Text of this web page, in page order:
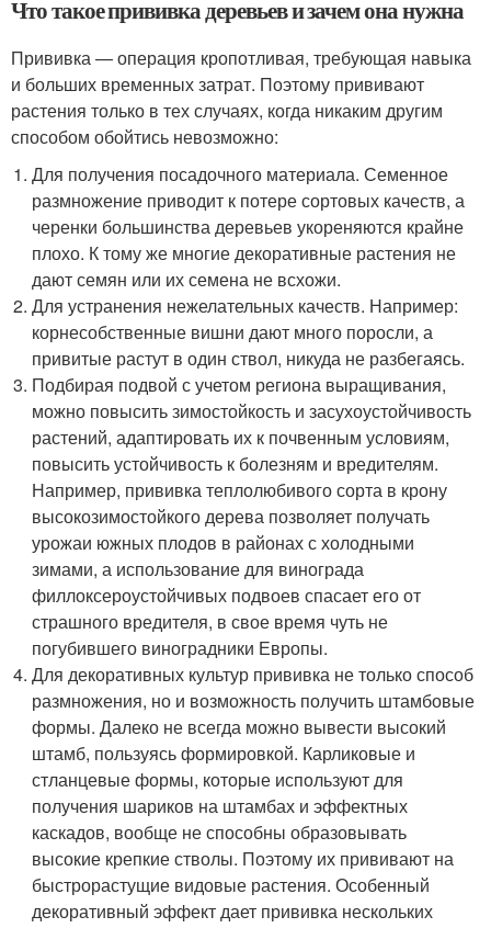
Что такое прививка деревьев и зачем она нужна
Прививка — операция кропотливая, требующая навыка
и больших временных затрат. Поэтому прививают
растения только в тех случаях, когда никаким другим
способом обойтись невозможно:
Для получения посадочного материала. Семенное
размножение приводит к потере сортовых качеств, а
черенки большинства деревьев укореняются крайне
плохо. К тому же многие декоративные растения не
дают семян или их семена не всхожи.
Для устранения нежелательных качеств. Например:
корнесобственные вишни дают много поросли, а
привитые растут в один ствол, никуда не разбегаясь.
Подбирая подвой с учетом региона выращивания,
можно повысить зимостойкость и засухоустойчивость
растений, адаптировать их к почвенным условиям,
повысить устойчивость к болезням и вредителям.
Например, прививка теплолюбивого сорта в крону
высокозимостойкого дерева позволяет получать
урожаи южных плодов в районах с холодными
зимами, а использование для винограда
филлоксероустойчивых подвоев спасает его от
страшного вредителя, в свое время чуть не
погубившего виноградники Европы.
Для декоративных культур прививка не только способ
размножения, но и возможность получить штамбовые
формы. Далеко не всегда можно вывести высокий
штамб, пользуясь формировкой. Карликовые и
стланцевые формы, которые используют для
получения шариков на штамбах и эффектных
каскадов, вообще не способны образовывать
высокие крепкие стволы. Поэтому их прививают на
быстрорастущие видовые растения. Особенный
декоративный эффект дает прививка нескольких